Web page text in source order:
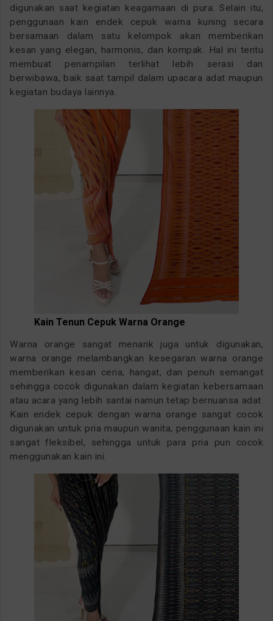
digunakan saat kegiatan keagamaan di pura. Selain itu,
penggunaan kain endek cepuk warna kuning secara
bersamaan dalam satu kelompok akan memberikan
kesan yang elegan, harmonis, dan kompak. Hal ini tentu
membuat penampilan terlihat lebih serasi dan
berwibawa, baik saat tampil dalam upacara adat maupun
kegiatan budaya lainnya.
Kain Tenun Cepuk Warna Orange
Warna orange sangat menarik juga untuk digunakan,
warna orange melambangkan kesegaran warna orange
memberikan kesan ceria, hangat, dan penuh semangat
sehingga cocok digunakan dalam kegiatan kebersamaan
atau acara yang lebih santai namun tetap bernuansa adat.
Kain endek cepuk dengan warna orange sangat cocok
digunakan untuk pria maupun wanita, penggunaan kain ini
sangat fleksibel, sehingga untuk para pria pun cocok
menggunakan kain ini.